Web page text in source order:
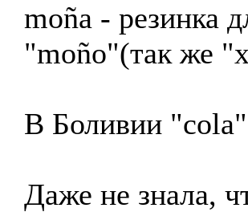
moña - резинка
"moño"(так же
В Боливии "cola"
Даже не знала,